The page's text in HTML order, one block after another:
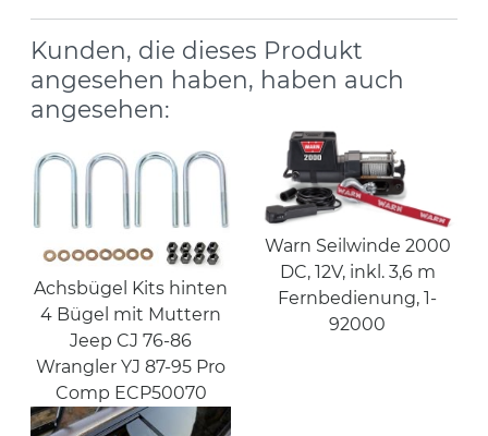
Kunden, die dieses Produkt
angesehen haben, haben auch
angesehen:
Achsbügel Kits hinten
4 Bügel mit Muttern
Jeep CJ 76-86
Wrangler YJ 87-95 Pro
Comp ECP50070
Warn Seilwinde 2000
DC, 12V, inkl. 3,6 m
Fernbedienung, 1-
92000